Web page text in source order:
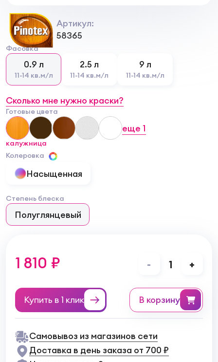
Артикул:
58365
Фасовка
0.9 л
11-14 кв.м/л
2.5 л
11-14 кв.м/л
9 л
11-14 кв.м/л
Сколько мне нужно краски?
Готовые цвета
калужница
еще 1
Колеровка
Насыщенная
Степень блеска
Полуглянцевый
1 810 ₽ - 1 +
Купить в 1 клик в корзину
Самовывоз из магазинов сети
Доставка в день заказа от 700 ₽